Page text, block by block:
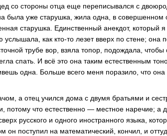
со стороны отца еще переписывался с
была уже старушка, жила одна, в совершенном
старушка. Единственный анекдот, который
услышала, как кто-то лезет вверх по стене; она
трубе вор, взяла топор, подождала, чтобы
спать. И всё это она таким естественным
одна. Больше всего меня поразило, что она
а отец учился дома с двумя братьями и
потому что естественно — местное наречие; а
русского и одного иностранного языка,
он поступил на математический, кончил, и